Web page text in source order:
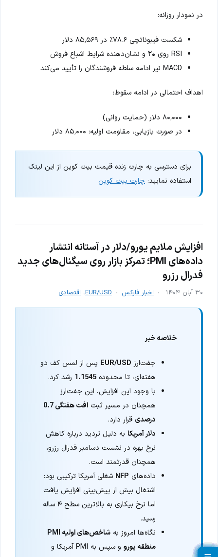
در نمودار روزانه:
شکست فیبوناتچی ۷۸.۶٪ در ۸۵٬۵۶۹ دلار
RSI روی
۲۰ و نشان‌دهنده شرایط اشباع فروش
MACD نیز ادامه سلطه فروشندگان را تأیید می‌کند
اهداف احتمالی در ادامه سقوط:
۸۰٬۰۰۰ دلار (حمایت روانی)
در صورت بازیابی، مقاومت اولیه: ۸۵٬۰۰۰ دلار
برای دسترسی به چارت زنده قیمت بیت کوین از این لینک
استفاده نمایید: چارت بیت کوین
افزایش ملایم یورو/دلار در آستانه انتشار
داده‌های PMI؛ تمرکز بازار روی سیگنال‌های جدید
فدرال رزرو
۳۰ آبان ۱۴۰۴ اخبار فارکس EUR/USD، اقتصادی
خلاصه خبر
جفت‌ارز EUR/USD پس از لمس کف دو
هفته‌ای، تا محدوده1.1545 رشد کرد.
با وجود این افزایش، این جفت‌ارز
همچنان در مسیر ثبت
افت هفتگی 0.7
درصدی قرار دارد.
دلار آمریکا به دلیل تردید درباره کاهش
نرخ بهره در نشست دسامبر فدرال رزرو،
همچنان قدرتمند است.
داده‌های NFP شغلی آمریکا ترکیبی بود:
اشتغال بیش از پیش‌بینی افزایش یافت
اما نرخ بیکاری به بالاترین سطح ۴ ساله
رسید.
نگاه‌ها امروز به
شاخص‌های اولیه PMI
منطقه یورو
و سپس به PMI آمریکا و